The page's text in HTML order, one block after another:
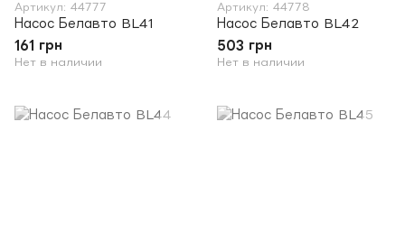
Артикул: 44777
Насос Белавто BL41
161 грн
Нет в наличии
Артикул: 44778
Насос Белавто BL42
503 грн
Нет в наличии